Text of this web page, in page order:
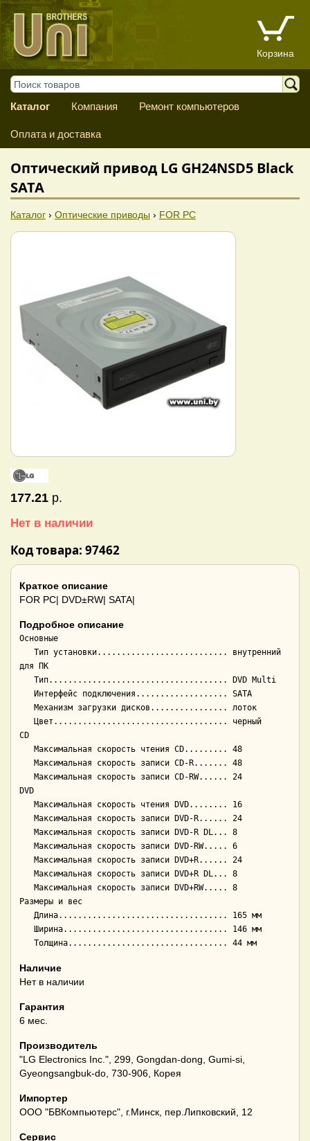
Корзина
Каталог Компания Ремонт компьютеров
Оплата и доставка
Оптический привод LG GH24NSD5 Black
SATA
Каталог › Оптические приводы › FOR PC
177.21 р.
Нет в наличии
Код товара: 97462
Краткое описание
FOR PC| DVD±RW| SATA|
Подробное описание
Основные
для ПК
CD
DVD
Размеры и вес
Наличие
Нет в наличии
Гарантия
6 мес.
Производитель
"LG Electronics Inc.", 299, Gongdan-dong, Gumi-si,
Gyeongsangbuk-do, 730-906, Корея
Импортер
ООО "БВКомпьютерс", г.Минск, пер.Липковский, 12
Сервис